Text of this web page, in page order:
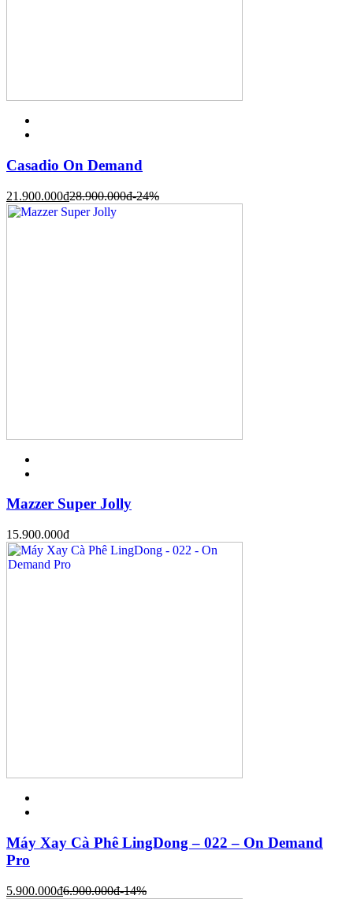
Casadio On Demand
21.900.000đ28.900.000đ-24%
Mazzer Super Jolly
15.900.000đ
Máy Xay Cà Phê LingDong – 022 – On Demand
Pro
5.900.000đ6.900.000đ-14%